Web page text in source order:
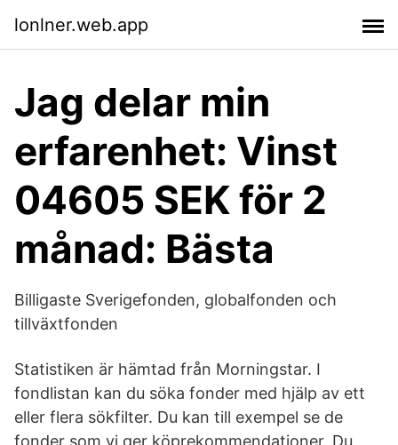
lonlner.web.app
Jag delar min
erfarenhet: Vinst
04605 SEK för 2
månad: Bästa
Billigaste Sverigefonden, globalfonden och
tillväxtfonden
Statistiken är hämtad från Morningstar. I
fondlistan kan du söka fonder med hjälp av ett
eller flera sökfilter. Du kan till exempel se de
fonder som vi ger köprekommendationer. Du